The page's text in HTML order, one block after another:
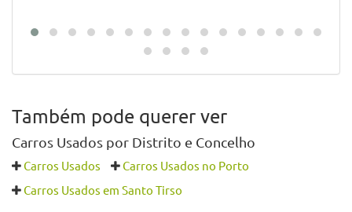
Também pode querer ver
Carros Usados por Distrito e Concelho
Carros Usados
Carros Usados no Porto
Carros Usados em Santo Tirso